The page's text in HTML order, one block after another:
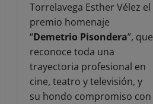
Torrelavega Esther Vélez el
premio homenaje
“Demetrio Pisondera”, que
reconoce toda una
trayectoria profesional en
cine, teatro y televisión, y
su hondo compromiso con